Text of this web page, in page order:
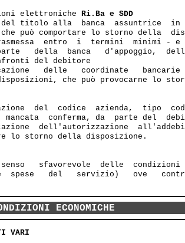
elettroniche Ri.Ba e SDD
del titolo alla  banca  assuntrice
può comportare lo storno della
entro  i  termini  minimi - e
della  banca   d'appoggio,
del debitore
delle   coordinate   bancarie
che può provocarne lo
del  codice  azienda,  tipo
conferma, da  parte del
dell'autorizzazione
lo storno della disposizione.
sfavorevole  delle  condizioni
spese   del   servizio)   ove
ECONOMICHE
VARI